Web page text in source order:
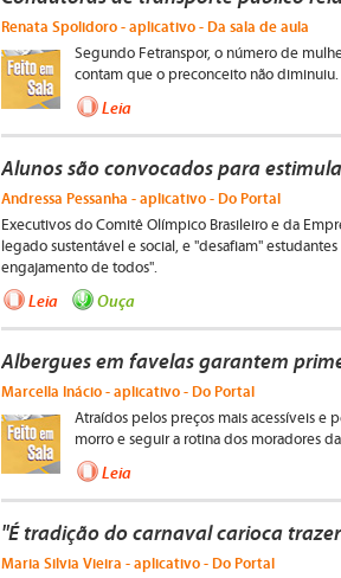
Renata Spolidoro - aplicativo - Da sala de aula
Segundo Fetranspor, o número de
contam que o preconceito não diminuiu.
Leia
Alunos são convocados para
Andressa Pessanha - aplicativo - Do Portal
Executivos do Comitê Olímpico Brasileiro e da
legado sustentável e social, e "desafiam"
engajamento de todos".
Leia Ouça
Albergues em favelas garantem
Marcella Inácio - aplicativo - Do Portal
Atraídos pelos preços mais acessíveis e
morro e seguir a rotina dos moradores
Leia
"É tradição do carnaval carioca
Maria Silvia Vieira - aplicativo - Do Portal